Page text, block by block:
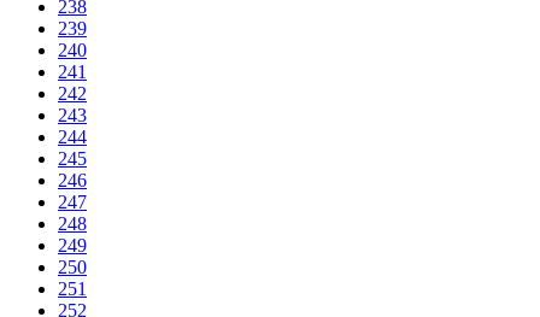
238
239
240
241
242
243
244
245
246
247
248
249
250
251
252